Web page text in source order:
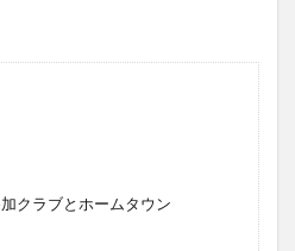
クラブとホームタウン